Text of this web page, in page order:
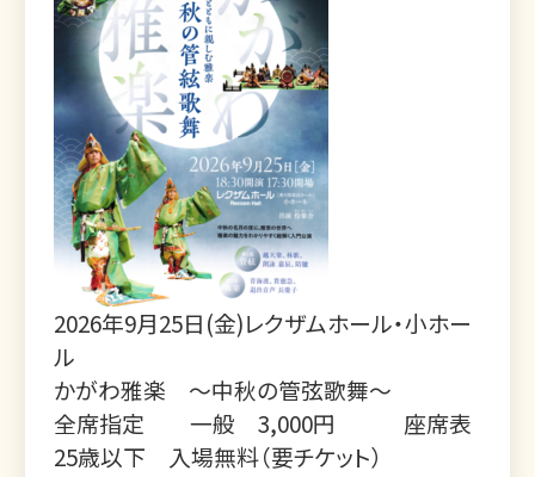
2026年9月25日(金)レクザムホール・小ホー
ル
かがわ雅楽 ～中秋の管弦歌舞～
全席指定 一般 3,000円 座席表
25歳以下 入場無料（要チケット）